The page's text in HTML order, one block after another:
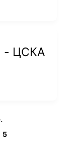
- ЦСКА
5